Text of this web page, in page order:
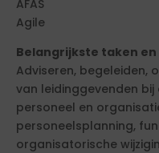
AFAS
Agile
Belangrijkste taken
Adviseren, begeleiden,
van leidinggevenden
personeel en
personeelsplanning,
organisatorische